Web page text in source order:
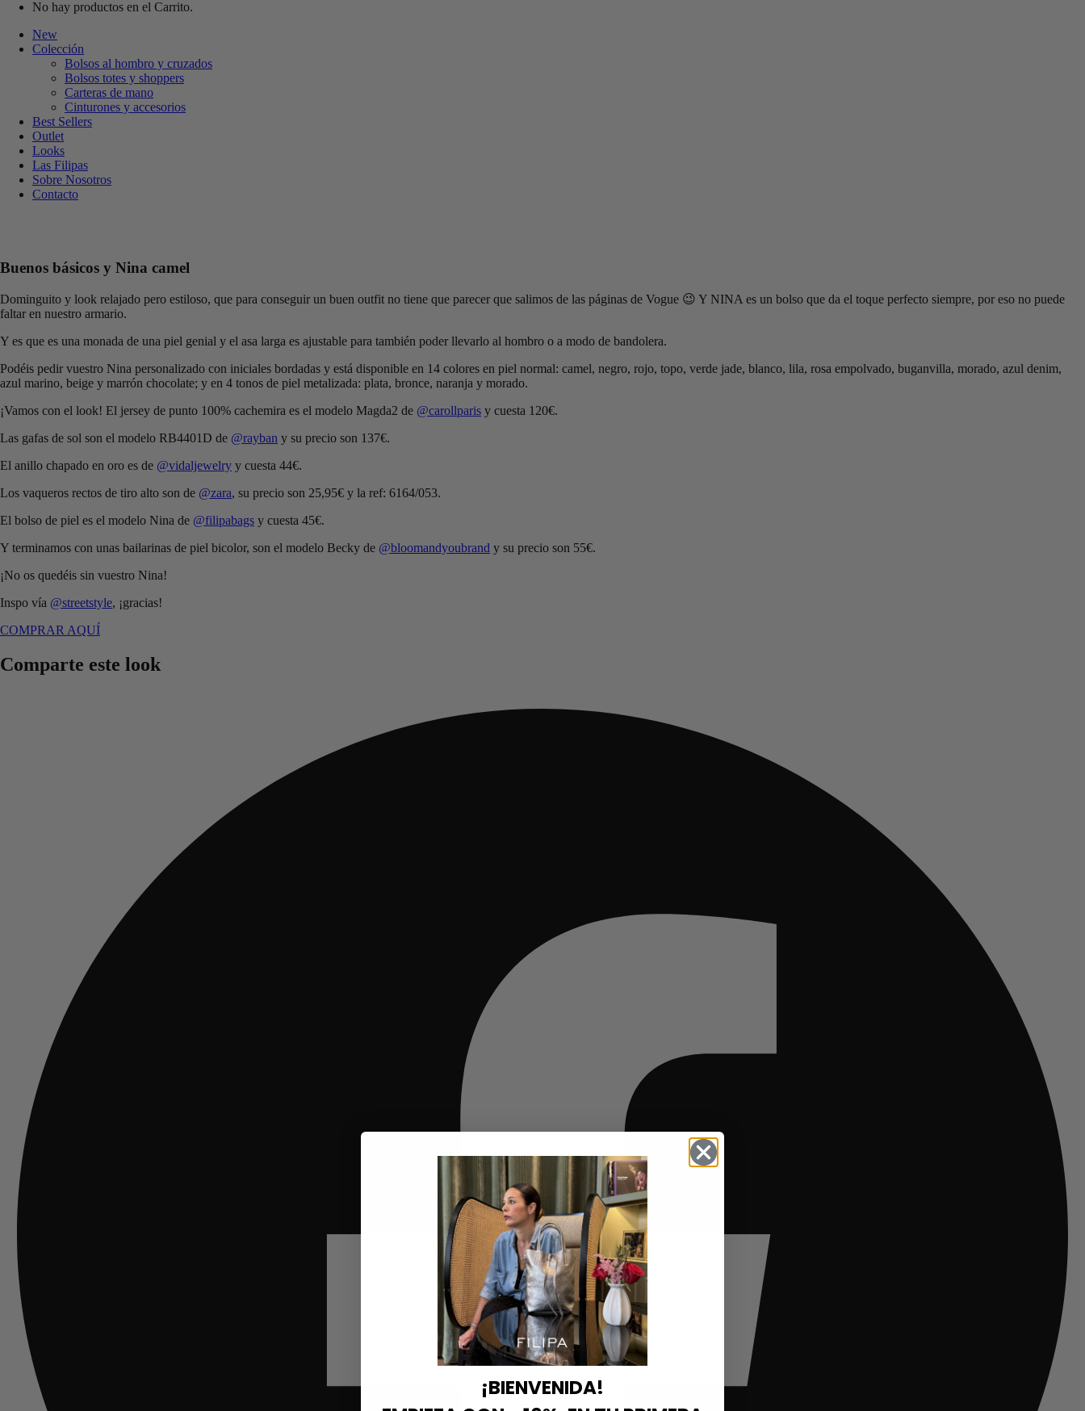
No hay productos en el Carrito.
New
Colección
Bolsos al hombro y cruzados
Bolsos totes y shoppers
Carteras de mano
Cinturones y accesorios
Best Sellers
Outlet
Looks
Las Filipas
Sobre Nosotros
Contacto
Buenos básicos y Nina camel
Dominguito y look relajado pero estiloso, que para conseguir un buen outfit no tiene que parecer que salimos de las páginas de Vogue 😉 Y NINA es un bolso que da el toque perfecto siempre, por eso no puede
faltar en nuestro armario.
Y es que es una monada de una piel genial y el asa larga es ajustable para también poder llevarlo al hombro o a modo de bandolera.
Podéis pedir vuestro Nina personalizado con iniciales bordadas y está disponible en 14 colores en piel normal: camel, negro, rojo, topo, verde jade, blanco, lila, rosa empolvado, buganvilla, morado, azul denim,
azul marino, beige y marrón chocolate; y en 4 tonos de piel metalizada: plata, bronce, naranja y morado.
¡Vamos con el look! El jersey de punto 100% cachemira es el modelo Magda2 de @carollparis y cuesta 120€.
Las gafas de sol son el modelo RB4401D de @rayban y su precio son 137€.
El anillo chapado en oro es de @vidaljewelry y cuesta 44€.
Los vaqueros rectos de tiro alto son de @zara, su precio son 25,95€ y la ref: 6164/053.
El bolso de piel es el modelo Nina de @filipabags y cuesta 45€.
Y terminamos con unas bailarinas de piel bicolor, son el modelo Becky de @bloomandyoubrand y su precio son 55€.
¡No os quedéis sin vuestro Nina!
Inspo vía @streetstyle, ¡gracias!
COMPRAR AQUÍ
Comparte este look
¡BIENVENIDA!